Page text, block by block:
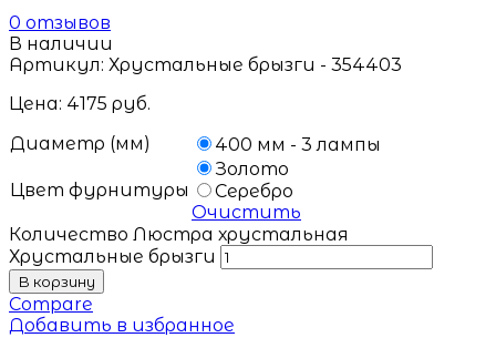
0 отзывов
В наличии
Артикул: Хрустальные брызги - 354403
Цена: 4175 руб.
Диаметр (мм)
400 мм - 3 лампы
Цвет фурнитуры
Золото
Серебро
Очистить
Количество Люстра хрустальная
Хрустальные брызги
В корзину
Compare
Добавить в избранное